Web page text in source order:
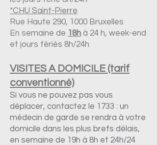
*CHU Saint-Pierre
Rue Haute 290, 1000 Bruxelles
En semaine de 18h à 24 h, week-end
et jours fériés 8h/24h
VISITES A DOMICILE (tarif
conventionné)
Si vous ne pouvez pas vous
déplacer, contactez le 1733 : un
médecin de garde se rendra à votre
domicile dans les plus brefs délais,
en semaine de 19h à 8h et 24h/24